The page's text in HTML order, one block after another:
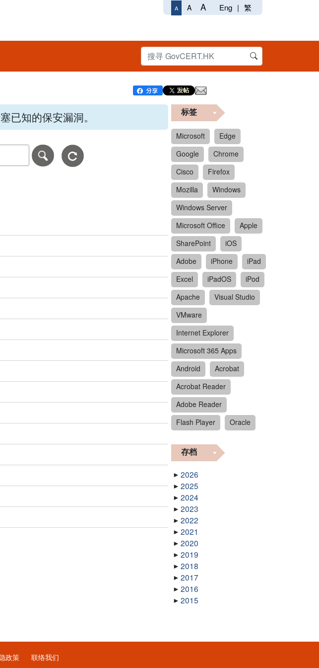
A A A Eng | 繁
已知的保安漏洞。
月月-年年年年。
警报
标签
Microsoft
Edge
Google
Chrome
Cisco
Firefox
Mozilla
Windows
Windows Server
Microsoft Office
Apple
SharePoint
iOS
Adobe
iPhone
iPad
Excel
iPadOS
iPod
Apache
Visual Studio
VMware
Internet Explorer
Microsoft 365 Apps
Android
Acrobat
Acrobat Reader
Adobe Reader
Flash Player
Oracle
存档
2026
2025
2024
2023
2022
2021
2020
2019
2018
2017
2016
2015
政策 联络我们